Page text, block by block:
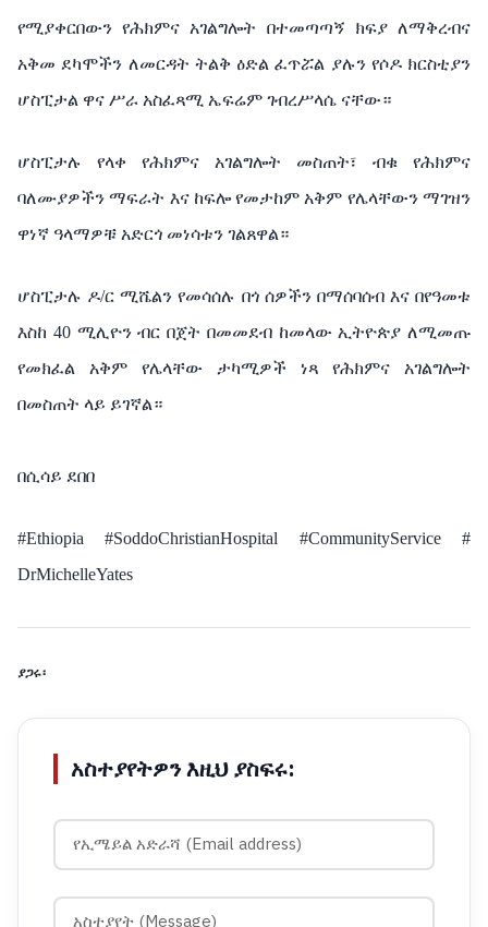
የሚያቀርበውን የሕክምና አገልግሎት በተመጣጣኝ ክፍያ ለማቅረብና
አቅመ ደካሞችን ለመርዳት ትልቅ ዕድል ፈጥሯል ያሉን የሶዶ ክርስቲያን
ሆስፒታል ዋና ሥራ አስፈጻሚ ኤፍሬም ገብረሥላሴ ናቸው።
ሆስፒታሉ የላቀ የሕክምና አገልግሎት መስጠት፣ ብቁ
የሕክምና
ባለሙያዎችን ማፍራት እና ከፍሎ የመታከም አቅም የሌላቸውን ማገዝን
ዋነኛ ዓላማዎቹ አድርጎ መነሳቱን ገልጸዋል።
ሆስፒታሉ ዶ/ር ሚሼልን የመሳሰሉ በጎ ሰዎችን በማሰባሰብእና በየዓመቱ
እስከ 40 ሚሊዮን ብር በጀት በመመደብ ከመላው ኢትዮጵያ ለሚመጡ
የመክፈል
አቅም የሌላቸው ታካሚዎች ነጻ የሕክምና አገልግሎት
በመስጠት ላይ ይገኛል።
በሲሳይ ደበበ
#Ethiopia #SoddoChristianHospital #CommunityService #
DrMichelleYates
ያጋሩ፡
አስተያየትዎን እዚህ ያስፍሩ: